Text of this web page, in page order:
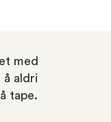
med
å aldri
tape.